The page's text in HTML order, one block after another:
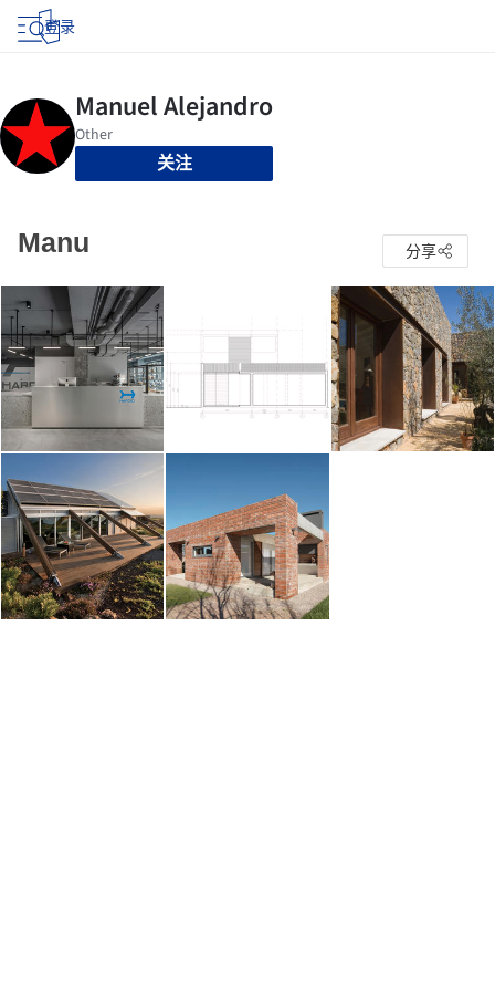
登录
关注
Manu 分享